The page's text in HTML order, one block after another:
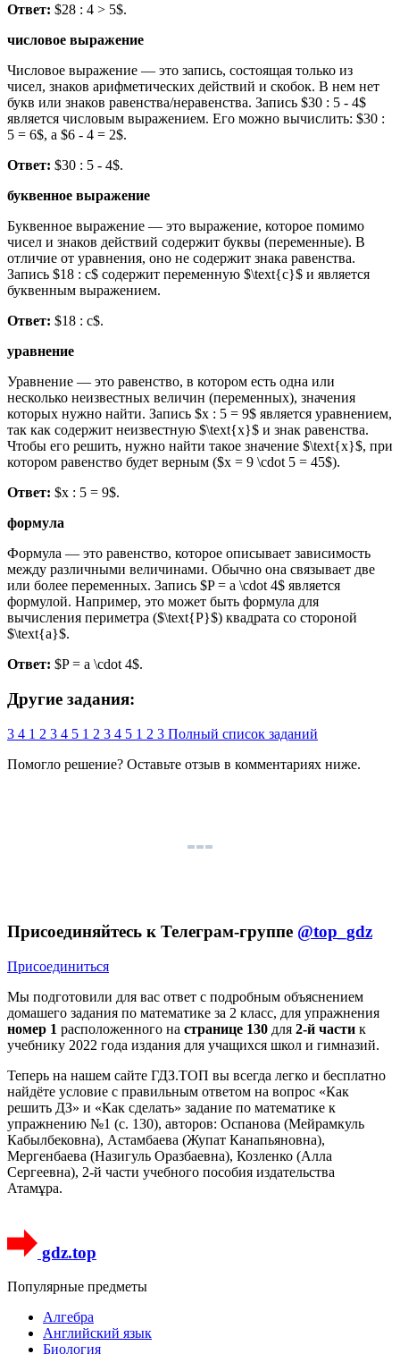
Ответ: $28 : 4 > 5$.
числовое выражение
Числовое выражение — это запись, состоящая только из
чисел, знаков арифметических действий и скобок. В нем нет
букв или знаков равенства/неравенства. Запись $30 : 5 - 4$
является числовым выражением. Его можно вычислить: $30 :
5 = 6$, а $6 - 4 = 2$.
Ответ: $30 : 5 - 4$.
буквенное выражение
Буквенное выражение — это выражение, которое помимо
чисел и знаков действий содержит буквы (переменные). В
отличие от уравнения, оно не содержит знака равенства.
Запись $18 : c$ содержит переменную $\text{c}$ и является
буквенным выражением.
Ответ: $18 : c$.
уравнение
Уравнение — это равенство, в котором есть одна или
несколько неизвестных величин (переменных), значения
которых нужно найти. Запись $x : 5 = 9$ является уравнением,
так как содержит неизвестную $\text{x}$ и знак равенства.
Чтобы его решить, нужно найти такое значение $\text{x}$, при
котором равенство будет верным ($x = 9 \cdot 5 = 45$).
Ответ: $x : 5 = 9$.
формула
Формула — это равенство, которое описывает зависимость
между различными величинами. Обычно она связывает две
или более переменных. Запись $P = a \cdot 4$ является
формулой. Например, это может быть формула для
вычисления периметра ($\text{P}$) квадрата со стороной
$\text{a}$.
Ответ: $P = a \cdot 4$.
Другие задания:
3 4 1 2 3 4 5 1 2 3 4 5 1 2 3 Полный список заданий
Помогло решение? Оставьте отзыв в комментариях ниже.
Присоединяйтесь к Телеграм-группе @top_gdz
Присоединиться
Мы подготовили для вас ответ c подробным объяснением
домашего задания по математике за 2 класс, для упражнения
номер 1 расположенного на странице 130 для 2-й части к
учебнику 2022 года издания для учащихся школ и гимназий.
Теперь на нашем сайте ГДЗ.ТОП вы всегда легко и бесплатно
найдёте условие с правильным ответом на вопрос «Как
решить ДЗ» и «Как сделать» задание по математике к
упражнению №1 (с. 130), авторов: Оспанова (Мейрамкуль
Кабылбековна), Астамбаева (Жупат Канапьяновна),
Мергенбаева (Назигуль Оразбаевна), Козленко (Алла
Сергеевна), 2-й части учебного пособия издательства
Атамұра.
gdz.top
Популярные предметы
Алгебра
Английский язык
Биология